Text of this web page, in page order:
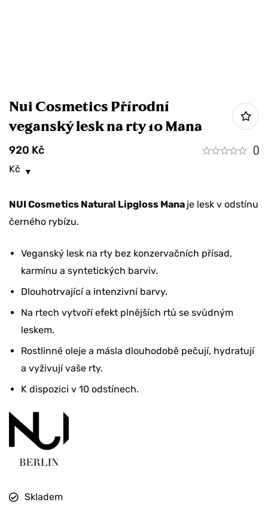
Nui Cosmetics Přírodní
veganský lesk na rty 10 Mana
920 Kč
()
Kč
NUI Cosmetics Natural Lipgloss Mana je lesk v odstínu
černého rybízu.
Veganský lesk na rty bez konzervačních přísad,
karmínu a syntetických barviv.
Dlouhotrvající a intenzivní barvy.
Na rtech vytvoří efekt plnějších rtů se svůdným
leskem.
Rostlinné oleje a másla dlouhodobě pečují, hydratují
a vyživují vaše rty.
K dispozici v 10 odstínech.
Skladem